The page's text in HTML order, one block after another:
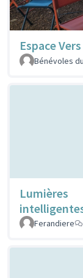
Espace
Bénévoles
Lumières
Ferandiere